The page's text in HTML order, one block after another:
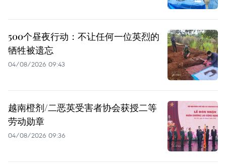
500个昼夜行动：不让任何一位英烈的
牺牲被遗忘
04/08/2026 09:43
越南橙剂/二恶英受害者协会获授二等
劳动勋章
04/08/2026 09:36